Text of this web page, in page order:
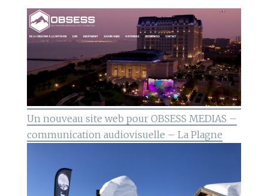
Un nouveau site web pour OBSESS MEDIAS –
communication audiovisuelle – La Plagne